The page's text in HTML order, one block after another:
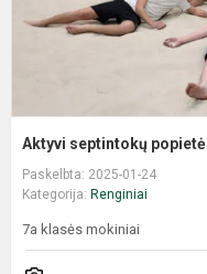
Aktyvi septintokų popietė
Paskelbta: 2025-01-24
Kategorija: Renginiai
7a klasės mokiniai